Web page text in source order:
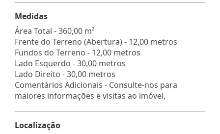
Medidas
Área Total - 360,00 m²
Frente do Terreno (Abertura) - 12,00 metros
Fundos do Terreno - 12,00 metros
Lado Esquerdo - 30,00 metros
Lado Direito - 30,00 metros
Comentários Adicionais - Consulte-nos para
maiores informações e visitas ao imóvel,
Localização